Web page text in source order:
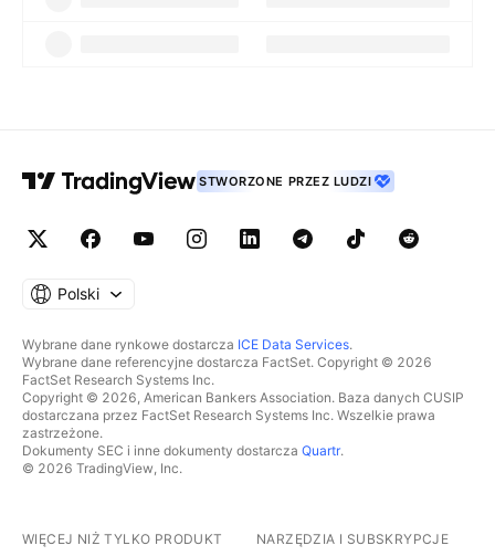
STWORZONE PRZEZ LUDZI
Polski
Wybrane dane rynkowe dostarcza ICE Data Services.
Wybrane dane referencyjne dostarcza FactSet. Copyright © 2026
FactSet Research Systems Inc.
Copyright © 2026, American Bankers Association. Baza danych CUSIP
dostarczana przez FactSet Research Systems Inc. Wszelkie prawa
zastrzeżone.
Dokumenty SEC i inne dokumenty dostarcza Quartr.
© 2026 TradingView, Inc.
WIĘCEJ NIŻ TYLKO PRODUKT NARZĘDZIA I SUBSKRYPCJE